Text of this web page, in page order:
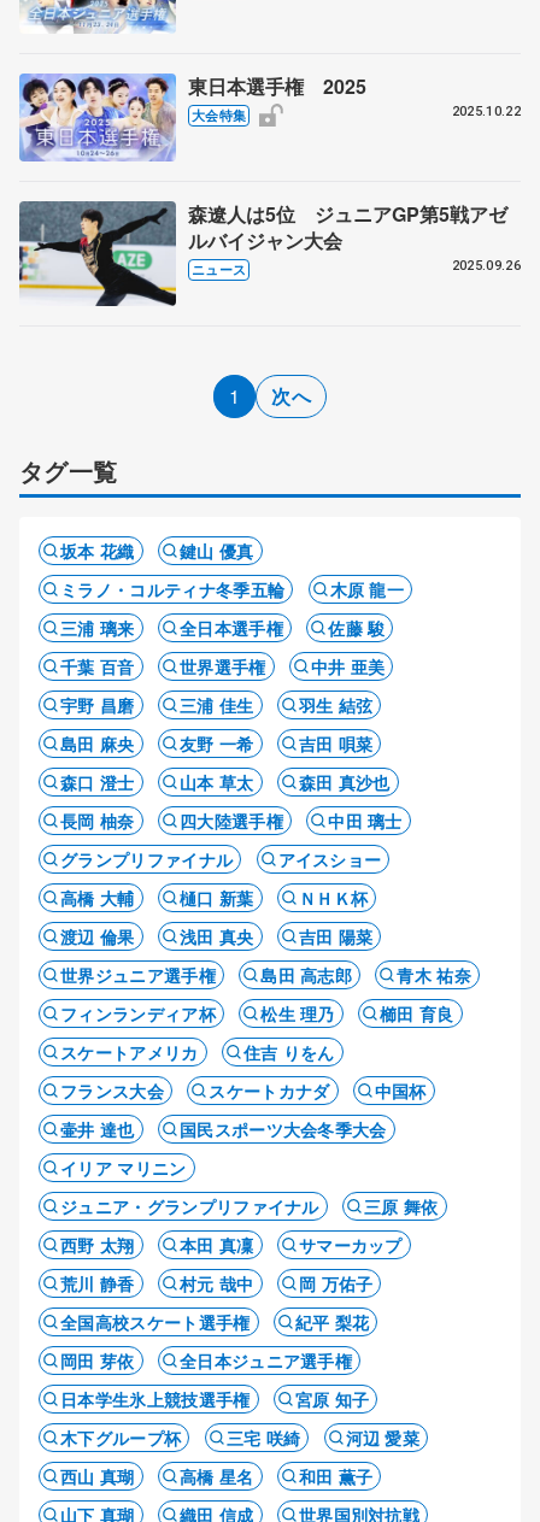
東日本選手権 2025
大会特集 2025.10.22
森遼人は5位 ジュニアGP第5戦アゼ
ルバイジャン大会
ニュース 2025.09.26
1 次へ
タグ一覧
坂本 花織
鍵山 優真
ミラノ・コルティナ冬季五輪
木原 龍一
三浦 璃来
全日本選手権
佐藤 駿
千葉 百音
世界選手権
中井 亜美
宇野 昌磨
三浦 佳生
羽生 結弦
島田 麻央
友野 一希
吉田 唄菜
森口 澄士
山本 草太
森田 真沙也
長岡 柚奈
四大陸選手権
中田 璃士
グランプリファイナル
アイスショー
高橋 大輔
樋口 新葉
ＮＨＫ杯
渡辺 倫果
浅田 真央
吉田 陽菜
世界ジュニア選手権
島田 高志郎
青木 祐奈
フィンランディア杯
松生 理乃
櫛田 育良
スケートアメリカ
住吉 りをん
フランス大会
スケートカナダ
中国杯
壷井 達也
国民スポーツ大会冬季大会
イリア マリニン
ジュニア・グランプリファイナル
三原 舞依
西野 太翔
本田 真凜
サマーカップ
荒川 静香
村元 哉中
岡 万佑子
全国高校スケート選手権
紀平 梨花
岡田 芽依
全日本ジュニア選手権
日本学生氷上競技選手権
宮原 知子
木下グループ杯
三宅 咲綺
河辺 愛菜
西山 真瑚
高橋 星名
和田 薫子
山下 真瑚
織田 信成 世界国別対抗戦